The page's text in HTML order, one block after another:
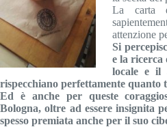
La carta
attenzione
Si
e la
locale e il
rispecchiano perfettamente quanto
Ed è anche per queste
Bologna, oltre ad essere insignita
spesso premiata anche per il suo